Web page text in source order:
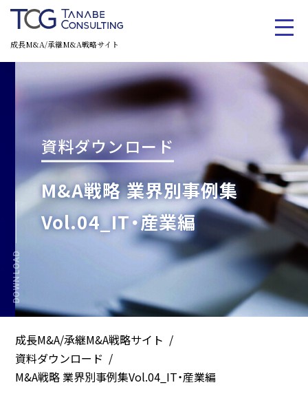
成長M&A/承継M&A戦略サイト
資料ダウンロード
M&A戦略 業界別事例集
Vol.04_IT・産業編
成長M&A/承継M&A戦略サイト
資料ダウンロード
M&A戦略 業界別事例集Vol.04_IT・産業編